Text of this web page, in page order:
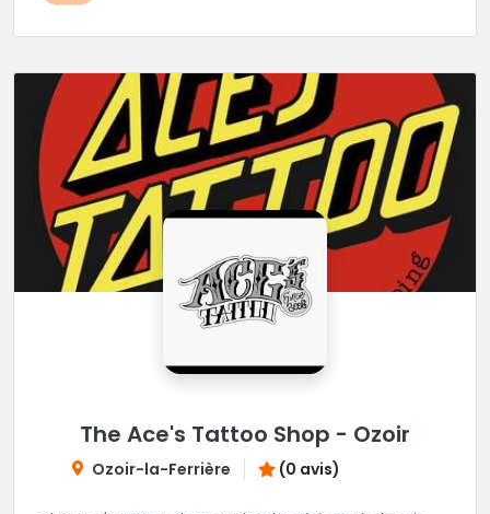
The Ace's Tattoo Shop - Ozoir
Ozoir-la-Ferrière (0 avis)